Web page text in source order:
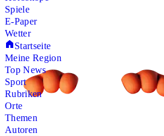
Spiele
E-Paper
Wetter
Startseite
Meine Region
Top News
Sport
Rubriken
Orte
Themen
Autoren